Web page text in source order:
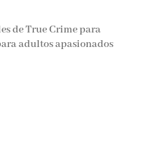
de True Crime para
adultos apasionados